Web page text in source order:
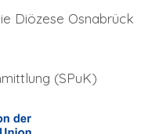
Diözese Osnabrück
(SPuK)